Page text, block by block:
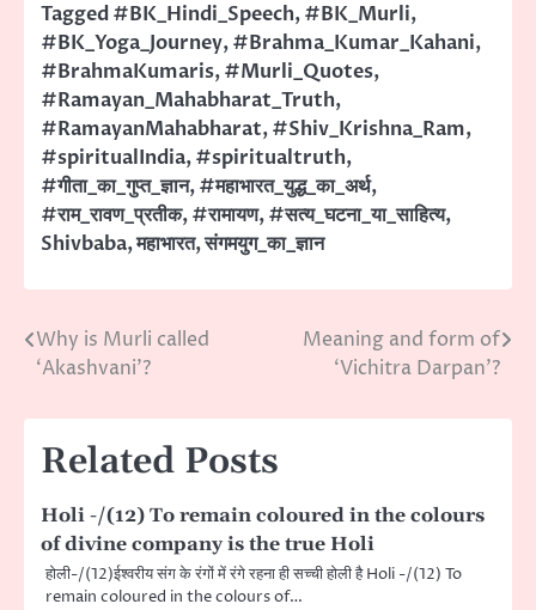
Tagged#BK_Hindi_Speech,#BK_Murli,
#BK_Yoga_Journey,#Brahma_Kumar_Kahani,
#BrahmaKumaris,#Murli_Quotes,
#Ramayan_Mahabharat_Truth,
#RamayanMahabharat,#Shiv_Krishna_Ram,
#spiritualIndia,#spiritualtruth,
#गीता_का_गुप्त_ज्ञान,#महाभारत_युद्ध_का_अर्थ,
#राम_रावण_प्रतीक,#रामायण,#सत्य_घटना_या_साहित्य,
Shivbaba,महाभारत,संगमयुग_का_ज्ञान
Post
Why is Murli called
‘Akashvani’?
Meaning and form of
‘Vichitra Darpan’?
Related Posts
Holi -/(12) To remain coloured in the colours
of divine company is the true Holi
होली-/(12)ईश्वरीय संग के रंगों में रंगे रहना ही सच्ची होली है Holi -/(12) To
remain coloured in the colours of…